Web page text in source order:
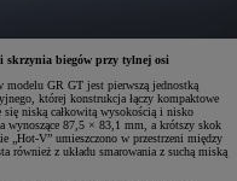
skrzynia biegów przy tylnej osi
GR GT jest pierwszą jednostką
której konstrukcja łączy kompaktowe
niską całkowitą wysokością i nisko
wynoszące 87,5 × 83,1 mm, a krótszy skok
„Hot-V” umieszczono w przestrzeni między
również z układu smarowania z suchą miską